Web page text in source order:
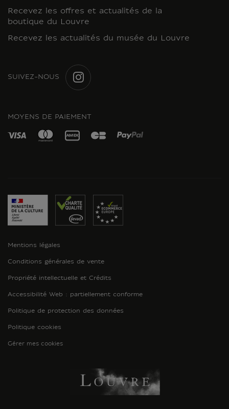
Recevez les offres et actualités de la
boutique du Louvre
Recevez les actualités du musée du Louvre
SUIVEZ-NOUS
MOYENS DE PAIEMENT
Mentions légales
Conditions générales de vente
Propriété intellectuelle et Crédits
Accessibilité Web : partiellement conforme
Politique de protection des données
Politique cookies
Gérer mes cookies